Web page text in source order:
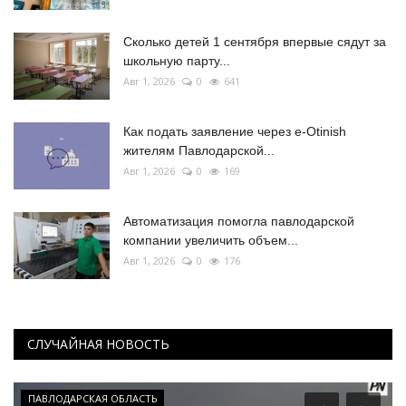
Сколько детей 1 сентября впервые сядут за
школьную парту...
Авг 1, 2026 0 641
Как подать заявление через e-Otinish
жителям Павлодарской...
Авг 1, 2026 0 169
Автоматизация помогла павлодарской
компании увеличить объем...
Авг 1, 2026 0 176
СЛУЧАЙНАЯ НОВОСТЬ
Туризм